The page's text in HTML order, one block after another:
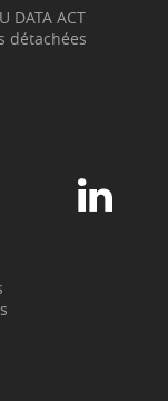
DATA ACT
détachées